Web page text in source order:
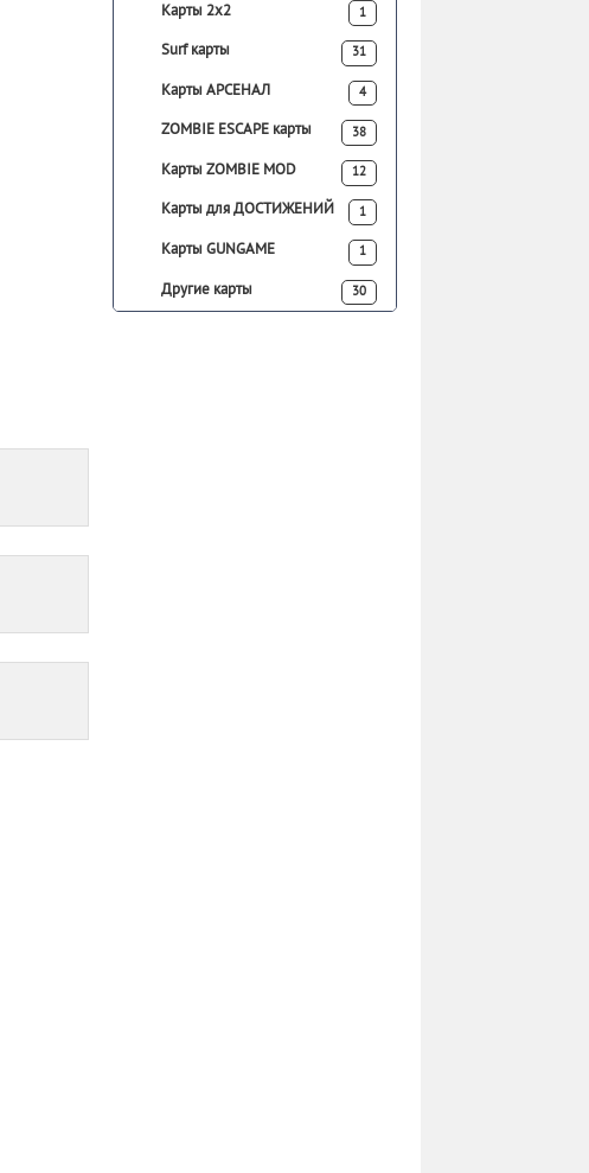
Карты 2х2 1
Surf карты 31
Карты АРСЕНАЛ 4
ZOMBIE ESCAPE карты 38
Карты ZOMBIE MOD 12
Карты для ДОСТИЖЕНИЙ 1
Карты GUNGAME 1
Другие карты 30